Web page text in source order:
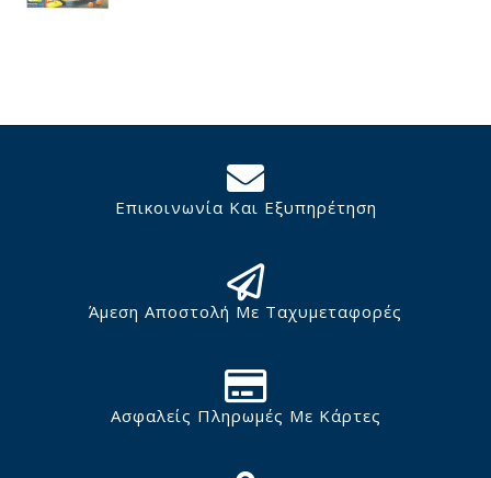
Επικοινωνία Και Εξυπηρέτηση
Άμεση Αποστολή Με Ταχυμεταφορές
Ασφαλείς Πληρωμές Με Κάρτες